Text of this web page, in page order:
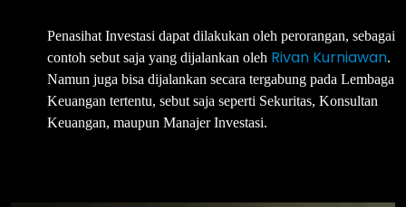
Penasihat Investasi dapat dilakukan oleh perorangan, sebagai
contoh sebut saja yang dijalankan oleh Rivan Kurniawan.
Namun juga bisa dijalankan secara tergabung pada Lembaga
Keuangan tertentu, sebut saja seperti Sekuritas, Konsultan
Keuangan, maupun Manajer Investasi.